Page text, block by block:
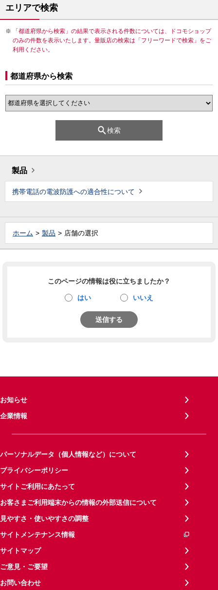
エリアで検索
「都道府県から検索」の結果で表示される件数については、ドコモショップ
のみの件数を表示いたします。量販店の検索は「フリーワードで検索」をご
利用ください。
都道府県から検索
検索
製品
携帯電話の電波防護への適合性について
ホーム 製品 店舗の選択
このページの情報は役に立ちましたか？
はい いいえ
送信する
お知らせ
企業情報
パーソナルデータ（個人情報など）について
プライバシーポリシー
サイトご利用にあたって
お客さまご利用端末からの情報の外部送信について
見やすさ・使いやすさの調整
サイトメンテナンス情報
サイトマップ
ご意見・ご要望
お問い合わせ